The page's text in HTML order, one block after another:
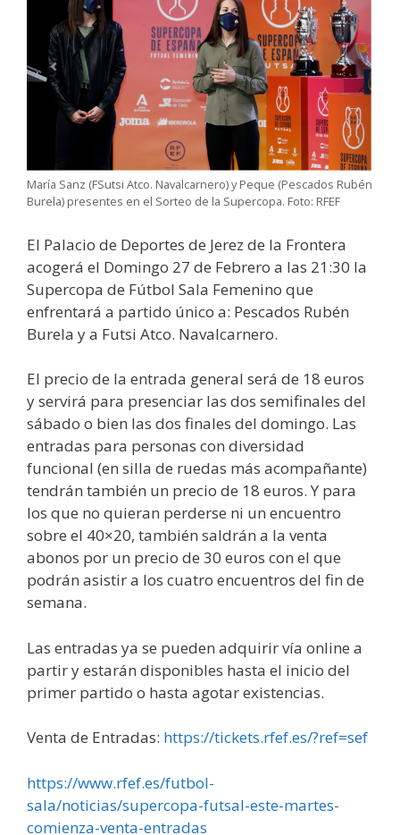
María Sanz (FSutsi Atco. Navalcarnero) y Peque (Pescados Rubén
Burela) presentes en el Sorteo de la Supercopa. Foto: RFEF
El Palacio de Deportes de Jerez de la Frontera
acogerá el Domingo 27 de Febrero a las 21:30 la
Supercopa de Fútbol Sala Femenino que
enfrentará a partido único a: Pescados Rubén
Burela y a Futsi Atco. Navalcarnero.
El precio de la entrada general será de 18 euros
y servirá para presenciar las dos semifinales del
sábado o bien las dos finales del domingo. Las
entradas para personas con diversidad
funcional (en silla de ruedas más acompañante)
tendrán también un precio de 18 euros. Y para
los que no quieran perderse ni un encuentro
sobre el 40×20, también saldrán a la venta
abonos por un precio de 30 euros con el que
podrán asistir a los cuatro encuentros del fin de
semana.
Las entradas ya se pueden adquirir vía online a
partir y estarán disponibles hasta el inicio del
primer partido o hasta agotar existencias.
Venta de Entradas: https://tickets.rfef.es/?ref=sef
https://www.rfef.es/futbol-
sala/noticias/supercopa-futsal-este-martes-
comienza-venta-entradas